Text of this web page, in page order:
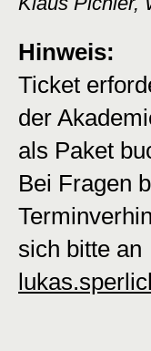
Hinweis:
Ticket
der
als Paket
Bei Fragen
sich bitte an